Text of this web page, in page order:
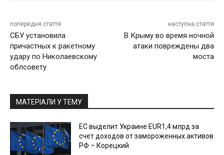
попередня стаття
СБУ установила
причастных к ракетному
удару по Николаевскому
облсовету
наступна стаття
В Крыму во время ночной
атаки повреждены два
моста
МАТЕРІАЛИ У ТЕМУ
ЕС выделит Украине EUR1,4 млрд за
счет доходов от замороженных активов
РФ – Корецкий